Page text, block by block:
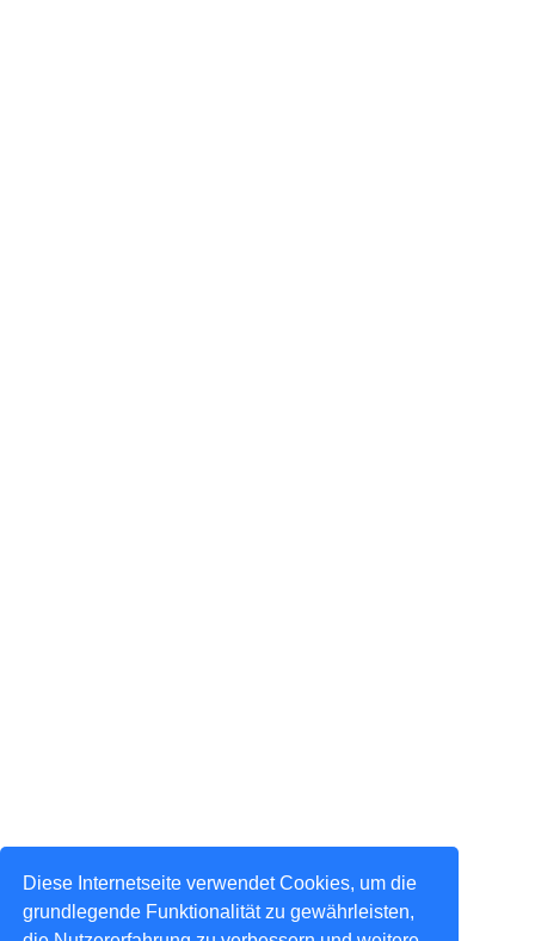
Diese Internetseite verwendet Cookies, um die
grundlegende Funktionalität zu gewährleisten,